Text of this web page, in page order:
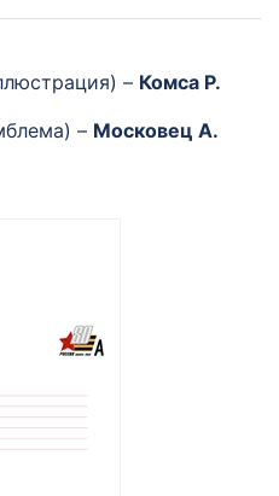
– Комса Р.
– Московец А.